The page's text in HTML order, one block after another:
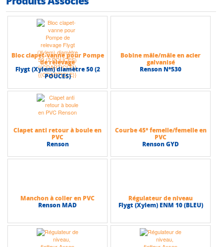
Bloc clapet-vanne pour Pompe
de relevage
Flygt (Xylem) diamètre 50 (2
POUCES)
Bobine mâle/mâle en acier
galvanisé
Renson N°530
Clapet anti retour à boule en
PVC
Renson
Courbe 45° femelle/femelle en
PVC
Renson GYD
Manchon à coller en PVC
Renson MAD
Régulateur de niveau
Flygt (Xylem) ENM 10 (BLEU)